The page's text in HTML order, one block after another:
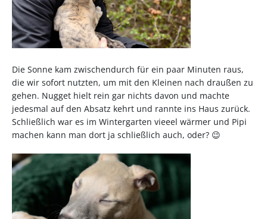
Die Sonne kam zwischendurch für ein paar Minuten raus,
die wir sofort nutzten, um mit den Kleinen nach draußen zu
gehen. Nugget hielt rein gar nichts davon und machte
jedesmal auf den Absatz kehrt und rannte ins Haus zurück.
Schließlich war es im Wintergarten vieeel wärmer und Pipi
machen kann man dort ja schließlich auch, oder? 😉